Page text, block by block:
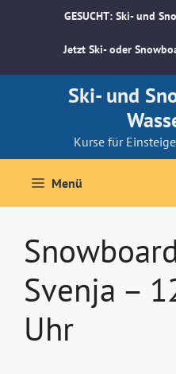
GESUCHT: Ski- und
Jetzt Ski- oder
Ski- und
Kurse für
Menü
Svenja –
Uhr